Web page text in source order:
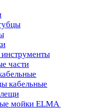
части
кабельные
мойки ELMA